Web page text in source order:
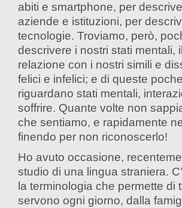
abiti e smartphone, per
aziende e istituzioni, per
tecnologie. Troviamo, però,
descrivere i nostri stati mentali,
relazione con i nostri simili e
felici e infelici; e di queste
riguardano stati mentali,
soffrire. Quante volte non
che sentiamo, e rapidamente
finendo per non riconoscerlo!
Ho avuto occasione,
studio di una lingua straniera.
la terminologia che permette di
servono ogni giorno, dalla